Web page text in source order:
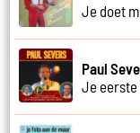
Je doet
Paul
Je